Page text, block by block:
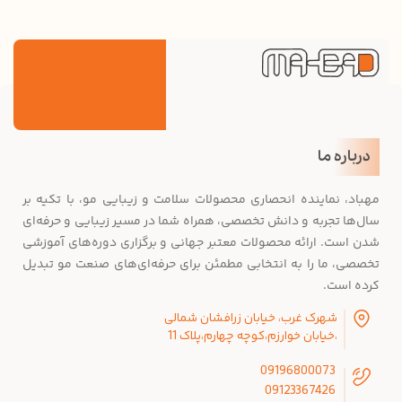
درباره ما
مهباد، نماینده انحصاری محصولات سلامت و زیبایی مو، با تکیه بر
سال‌ها تجربه و دانش تخصصی، همراه شما در مسیر زیبایی و حرفه‌ای
شدن است. ارائه محصولات معتبر جهانی و برگزاری دوره‌های آموزشی
تخصصی، ما را به انتخابی مطمئن برای حرفه‌ای‌های صنعت مو تبدیل
کرده است.
شهرک غرب، خیابان زرافشان شمالی
،خیابان خوارزم،کوچه چهارم،پلاک 11
09196800073
09123367426